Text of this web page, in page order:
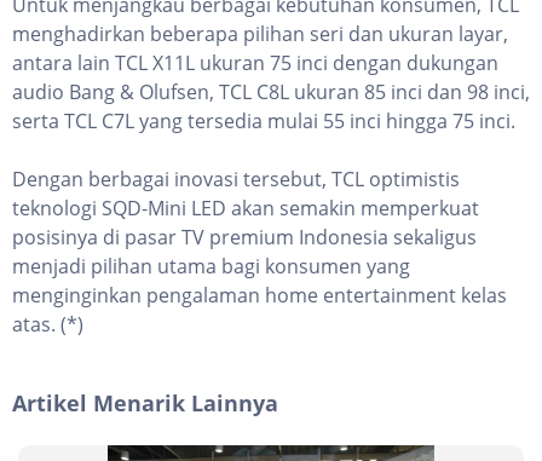
menghadirkan beberapa pilihan seri dan ukuran layar,
antara lain TCL X11L ukuran 75 inci dengan dukungan
audio Bang & Olufsen, TCL C8L ukuran 85 inci dan 98 inci,
serta TCL C7L yang tersedia mulai 55 inci hingga 75 inci.
Dengan berbagai inovasi tersebut, TCL optimistis
teknologi SQD-Mini LED akan semakin memperkuat
posisinya di pasar TV premium Indonesia sekaligus
menjadi pilihan utama bagi konsumen yang
menginginkan pengalaman home entertainment kelas
atas. (*)
Artikel Menarik Lainnya